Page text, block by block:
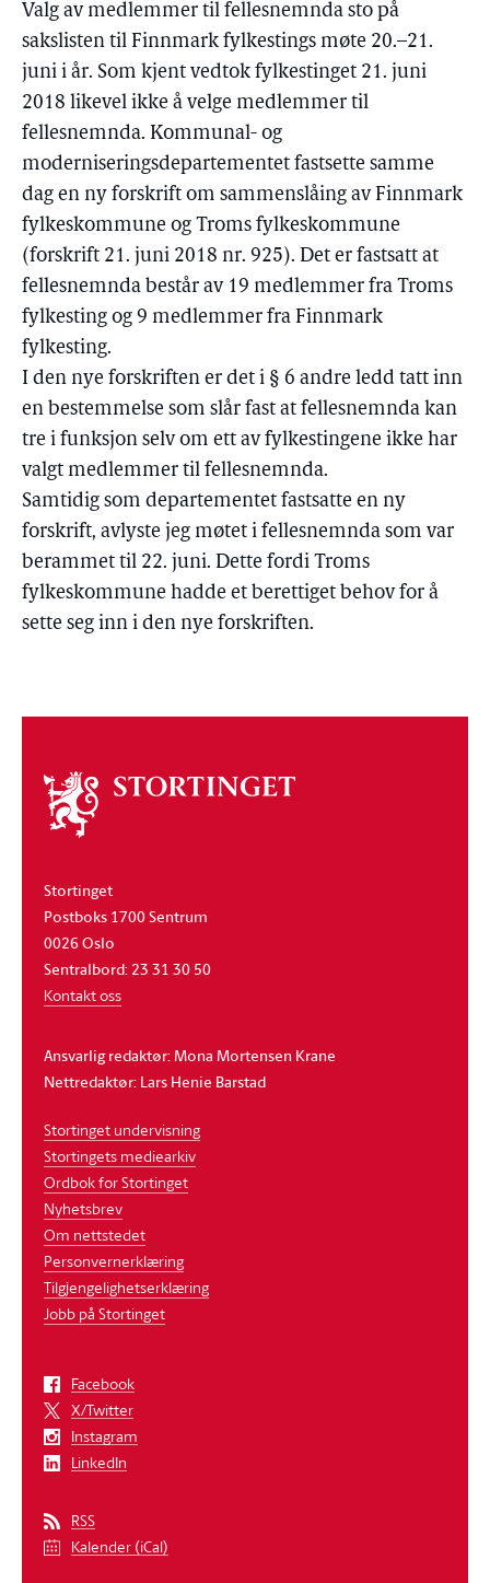
Valg av medlemmer til fellesnemnda sto på
sakslisten til Finnmark fylkestings møte 20.–21.
juni i år. Som kjent vedtok fylkestinget 21. juni
2018 likevel ikke å velge medlemmer til
fellesnemnda. Kommunal- og
moderniseringsdepartementet fastsette samme
dag en ny forskrift om sammenslåing av Finnmark
fylkeskommune og Troms fylkeskommune
(forskrift 21. juni 2018 nr. 925). Det er fastsatt at
fellesnemnda består av 19 medlemmer fra Troms
fylkesting og 9 medlemmer fra Finnmark
fylkesting.
I den nye forskriften er det i § 6 andre ledd tatt inn
en bestemmelse som slår fast at fellesnemnda kan
tre i funksjon selv om ett av fylkestingene ikke har
valgt medlemmer til fellesnemnda.
Samtidig som departementet fastsatte en ny
forskrift, avlyste jeg møtet i fellesnemnda som var
berammet til 22. juni. Dette fordi Troms
fylkeskommune hadde et berettiget behov for å
sette seg inn i den nye forskriften.
Om
stortinget
Stortinget
Postboks 1700 Sentrum
0026 Oslo
Sentralbord: 23 31 30 50
Kontakt oss
Ansvarlig redaktør: Mona Mortensen Krane
Nettredaktør: Lars Henie Barstad
Stortinget undervisning
Stortingets mediearkiv
Ordbok for Stortinget
Nyhetsbrev
Om nettstedet
Personvernerklæring
Tilgjengelighetserklæring
Jobb på Stortinget
Facebook
X/Twitter
Instagram
LinkedIn
RSS
Kalender (iCal)